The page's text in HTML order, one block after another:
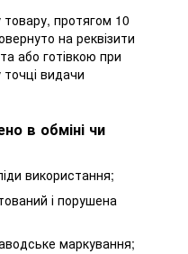
протягом 10
на реквізити
або готівкою при
видачи
в обміні чи
використання;
і порушена
маркування;